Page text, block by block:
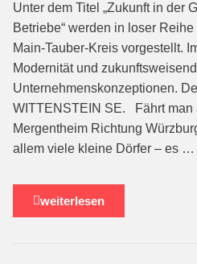
Unter dem Titel „Zukunft in der
Betriebe“ werden in loser
Main-Tauber-Kreis vorgestellt.
Modernität und
Unternehmenskonzeptionen.
WITTENSTEIN SE. Fährt man
Mergentheim Richtung
allem viele kleine Dörfer – es …
weiterlesen